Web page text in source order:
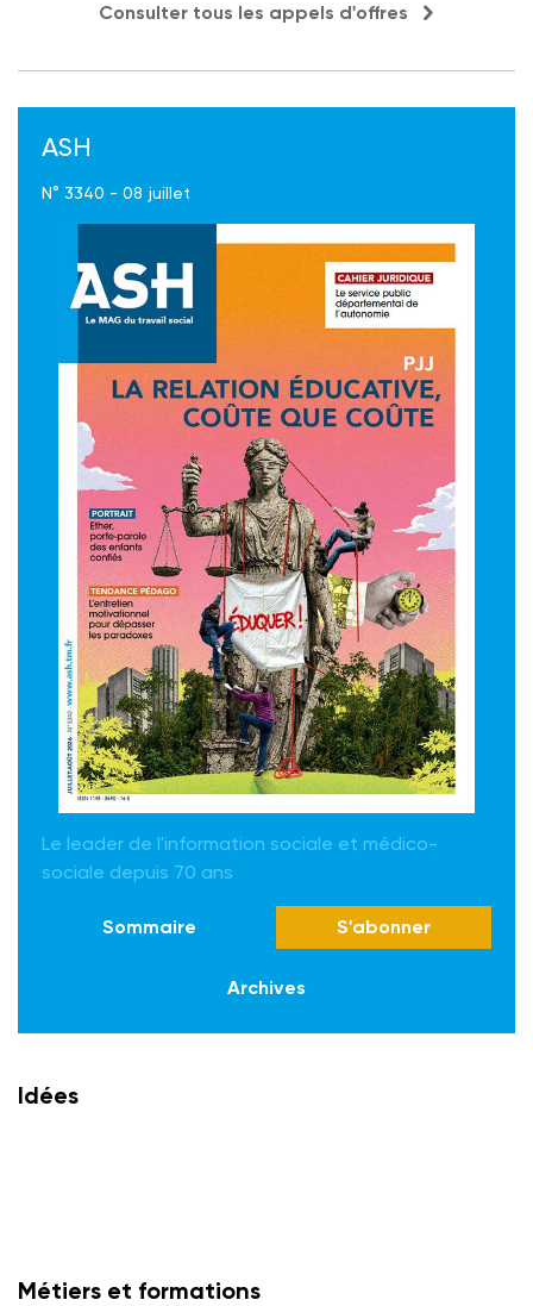
Consulter tous les appels d'offres
ASH
N° 3340 - 08 juillet
Le leader de l'information sociale et médico-
sociale depuis 70 ans
Sommaire S'abonner
Archives
Idées
Métiers et formations